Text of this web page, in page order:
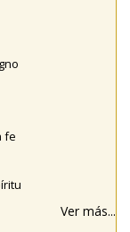
fe
Ver más...